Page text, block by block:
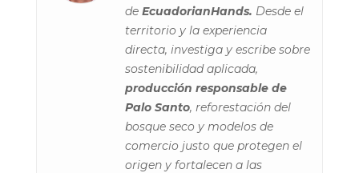
de EcuadorianHands. Desde el
territorio y la experiencia
directa, investiga y escribe sobre
sostenibilidad aplicada,
producción responsable de
Palo Santo, reforestación del
bosque seco y modelos de
comercio justo que protegen el
origen y fortalecen a las